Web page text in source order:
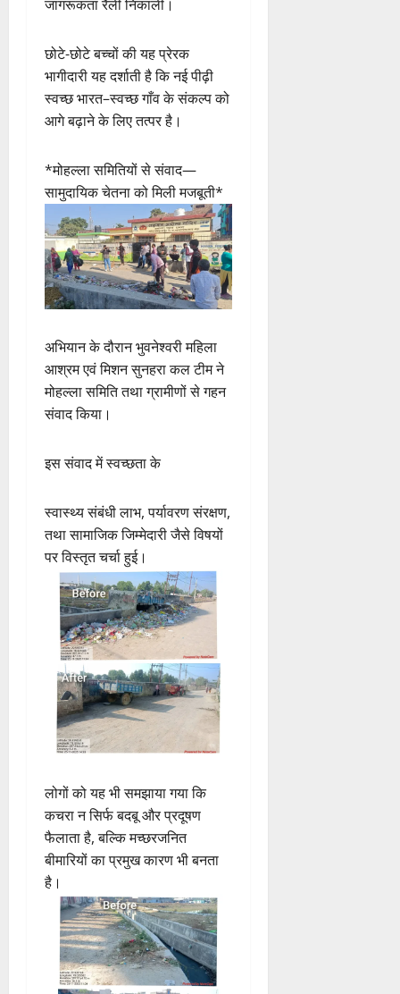
जागरूकता रैली निकाली।
छोटे-छोटे बच्चों की यह प्रेरक
भागीदारी यह दर्शाती है कि नई पीढ़ी
स्वच्छ भारत–स्वच्छ गाँव के संकल्प को
आगे बढ़ाने के लिए तत्पर है।
*मोहल्ला समितियों से संवाद—
सामुदायिक चेतना को मिली मजबूती*
अभियान के दौरान भुवनेश्वरी महिला
आश्रम एवं मिशन सुनहरा कल टीम ने
मोहल्ला समिति तथा ग्रामीणों से गहन
संवाद किया।
इस संवाद में स्वच्छता के
स्वास्थ्य संबंधी लाभ, पर्यावरण संरक्षण,
तथा सामाजिक जिम्मेदारी जैसे विषयों
पर विस्तृत चर्चा हुई।
लोगों को यह भी समझाया गया कि
कचरा न सिर्फ बदबू और प्रदूषण
फैलाता है, बल्कि मच्छरजनित
बीमारियों का प्रमुख कारण भी बनता
है।